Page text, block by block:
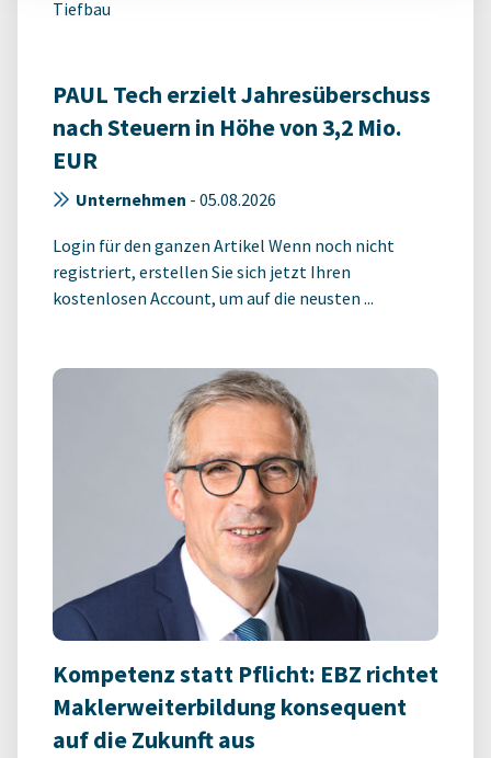
Tiefbau
PAUL Tech erzielt Jahresüberschuss
nach Steuern in Höhe von 3,2 Mio.
EUR
Unternehmen - 05.08.2026
Login für den ganzen Artikel Wenn noch nicht
registriert, erstellen Sie sich jetzt Ihren
kostenlosen Account, um auf die neusten ...
Kompetenz statt Pflicht: EBZ richtet
Maklerweiterbildung konsequent
auf die Zukunft aus